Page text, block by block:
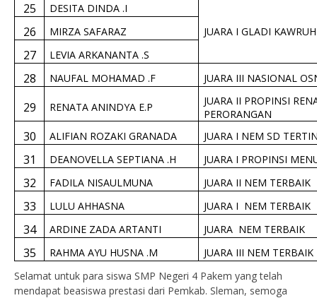
25
DESITA DINDA .I
JUARA I GLADI
26 MIRZA SAFARAZ
27 LEVIA ARKANANTA .S
28 NAUFAL MOHAMAD .F JUARA III NASIONAL
29 RENATA ANINDYA E.P
JUARA II PROPINSI
PERORANGAN
30 ALIFIAN ROZAKI GRANADA JUARA I NEM SD
31 DEANOVELLA SEPTIANA .H JUARA I PROPINSI
32 FADILA NISAULMUNA JUARA II NEM TERBAIK
33 LULU AHHASNA JUARA I NEM TERBAIK
34 ARDINE ZADA ARTANTI JUARA NEM TERBAIK
35 RAHMA AYU HUSNA .M
JUARA III NEM TERBAIK
Selamat untuk para siswa SMP Negeri 4 Pakem yang telah
mendapat beasiswa prestasi dari Pemkab. Sleman, semoga